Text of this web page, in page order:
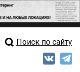
выпуск
Поиск по сайту